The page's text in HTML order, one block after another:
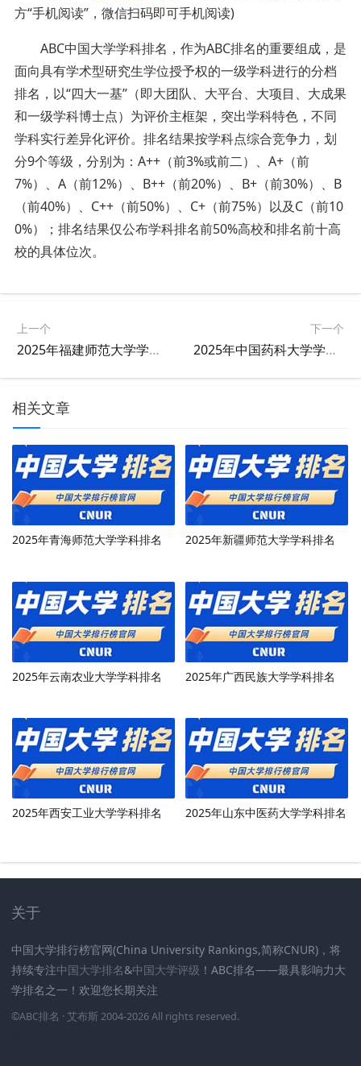
方“手机阅读”，微信扫码即可手机阅读)
ABC中国大学学科排名，作为ABC排名的重要组成，是
面向具有学术型研究生学位授予权的一级学科进行的分档
排名，以“四大一基”（即大团队、大平台、大项目、大成果
和一级学科博士点）为评价主框架，突出学科特色，不同
学科实行差异化评价。排名结果按学科点综合竞争力，划
分9个等级，分别为：A++（前3%或前二）、A+（前
7%）、A（前12%）、B++（前20%）、B+（前30%）、B
（前40%）、C++（前50%）、C+（前75%）以及C（前10
0%）；排名结果仅公布学科排名前50%高校和排名前十高
校的具体位次。
上一个
2025年福建师范大学学科排名
下一个
2025年中国药科大学学科排名
相关文章
2025年青海师范大学学科排名 2025年新疆师范大学学科排名
2025年云南农业大学学科排名 2025年广西民族大学学科排名
2025年西安工业大学学科排名 2025年山东中医药大学学科排名
关于
中国大学排行榜官网(China University Rankings,简称CNUR)，将
持续专注中国大学排名&中国大学评级 ！ABC排名——最具影响力大
学排名之一！欢迎您长期关注
©ABC排名 · 艾布斯 2004-2026 All rights reserved.